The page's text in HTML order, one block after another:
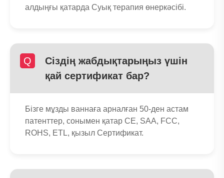
алдыңғы қатарда Суық терапия өнеркәсібі.
Q
Сіздің жабдықтарыңыз үшін
қай сертификат бар?
Бізге мұзды ваннаға арналған 50-ден астам
патенттер, сонымен қатар CE, SAA, FCC,
ROHS, ETL, қызыл Сертификат.